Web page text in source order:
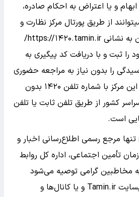
و یا اعتراض به احکام صادره،
از طریق پورتال مرکز نظارت و
ارتباطات مردمی سازمان به نشانی https://۱۴۲۰.tamin.ir/
ثبت و با دریافت کد پیگیری به
را بدون نیاز به مراجعه حضوری
دنبال نمایند. همچنین این مرکز با شماره تلفن ۱۴۲۰ بدون
کشور از طریق تلفن ثابت یا تلفن
است.
تنها مرجع رسمی اطلاع‌رسانی اخبار و
تأمین اجتماعی، اداره کل روابط
مخاطبین گرامی توصیه می‌شود
موضوعات را از طریق وبسایت Tamin.ir و یا کانال‌ها و